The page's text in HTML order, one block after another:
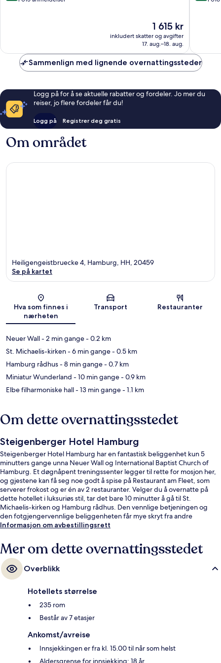
Prisen
er
1 615 kr
1 615 kr
inkludert skatter og avgifter
17. aug.–18. aug.
Sammenlign med lignende overnattingssteder
Logg på for å se aktuelle rabatter og fordeler. Jo mer du
reiser, jo flere fordeler får du!
Logg på Registrer deg gratis
Om området
Kart
Heiligengeistbruecke 4, Hamburg, HH, 20459
Se på kartet
Hva som finnes i
nærheten
Transport Restauranter
Neuer Wall- 2 min gange- 0.2 km
St. Michaelis-kirken- 6 min gange- 0.5 km
Hamburg rådhus- 8 min gange- 0.7 km
Miniatur Wunderland - 10 min gange- 0.9 km
Elbe filharmoniske hall- 13 min gange- 1.1 km
Om dette overnattingsstedet
Steigenberger Hotel Hamburg
Steigenberger Hotel Hamburg har en fantastisk beliggenhet kun 5
minutters gange unna Neuer Wall og International Baptist Church of
Hamburg. Et døgnåpent treningssenter legger til rette for mosjon her,
og gjestene kan få seg noe godt å spise på Restaurant am Fleet, som
serverer frokost og er én av 2 restauranter. Velger du å overnatte på
dette hotellet i luksuriøs stil, tar det bare 10 minutter å gå til St.
Michaelis-kirken og Hamburg rådhus. Den vennlige betjeningen og
den fotgjengervennlige beliggenheten får mye skryt fra andre
reisende. Du kan gå til kollektivtransport: Stadthausbrücke S-Bahn-
Rödingsmarkt U-Bahn-stasjon.
Informasjon om avbestillingsrett
Mer om dette overnattingsstedet
Overblikk
Hotellets størrelse
235 rom
Består av 7 etasjer
Ankomst/avreise
Innsjekkingen er fra kl. 15.00 til når som helst
Aldersgrense for innsjekking: 18 år